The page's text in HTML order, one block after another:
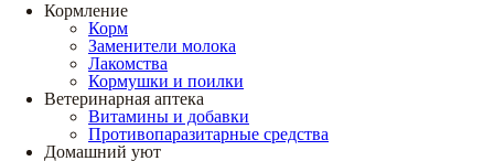
Кормление
Корм
Заменители молока
Лакомства
Кормушки и поилки
Ветеринарная аптека
Витамины и добавки
Противопаразитарные средства
Домашний уют